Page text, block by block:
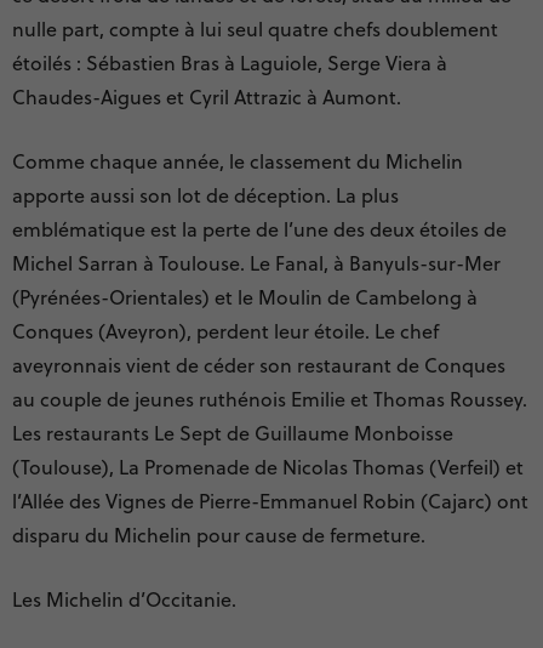
nulle part, compte à lui seul quatre chefs doublement
étoilés : Sébastien Bras à Laguiole, Serge Viera à
Chaudes-Aigues et Cyril Attrazic à Aumont.
Comme chaque année, le classement du Michelin
apporte aussi son lot de déception. La plus
emblématique est la perte de l’une des deux étoiles de
Michel Sarran à Toulouse. Le Fanal, à Banyuls-sur-Mer
(Pyrénées-Orientales) et le Moulin de Cambelong à
Conques (Aveyron), perdent leur étoile. Le chef
aveyronnais vient de céder son restaurant de Conques
au couple de jeunes ruthénois Emilie et Thomas Roussey.
Les restaurants Le Sept de Guillaume Monboisse
(Toulouse), La Promenade de Nicolas Thomas (Verfeil) et
l’Allée des Vignes de Pierre-Emmanuel Robin (Cajarc) ont
disparu du Michelin pour cause de fermeture.
Les Michelin d’Occitanie.